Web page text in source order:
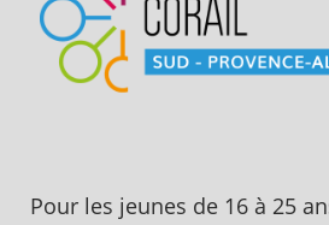
de 16 à
Pour les jeunes de 16 à 25